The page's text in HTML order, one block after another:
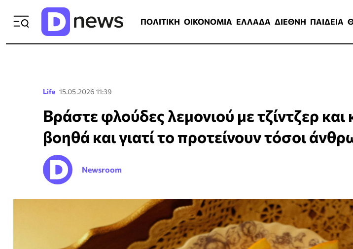
ΠΟΛΙΤΙΚΗ ΟΙΚΟΝΟΜΙΑ ΕΛΛΑΔΑ ΔΙΕΘΝΗ ΠΑΙΔΕΙΑ
Life 15.05.2026 11:39
Βράστε φλούδες λεμονιού με τζίντζερ και
βοηθά και γιατί το προτείνουν τόσοι
Newsroom